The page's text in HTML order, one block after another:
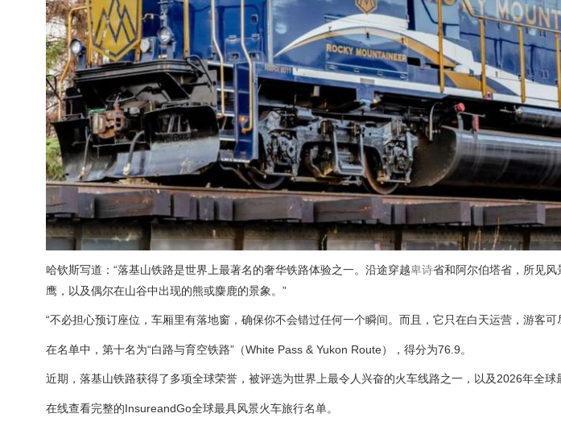
哈钦斯写道：“落基山铁路是世界上最著名的奢华铁路体验之一。沿途穿越卑诗省和阿尔伯塔省，所见风
鹰，以及偶尔在山谷中出现的熊或麋鹿的景象。”
“不必担心预订座位，车厢里有落地窗，确保你不会错过任何一个瞬间。而且，它只在白天运营，游客可
在名单中，第十名为“白路与育空铁路”（White Pass & Yukon Route），得分为76.9。
近期，落基山铁路获得了多项全球荣誉，被评选为世界上最令人兴奋的火车线路之一，以及2026年全球
在线查看完整的InsureandGo全球最具风景火车旅行名单。